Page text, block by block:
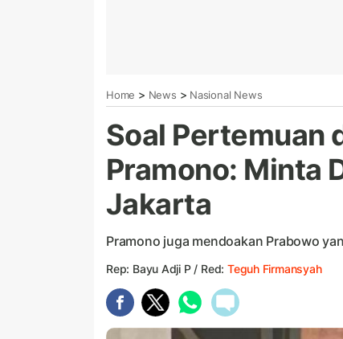
Home > News > Nasional News
Soal Pertemuan
Pramono: Minta
Jakarta
Pramono juga mendoakan Prabowo
Rep: Bayu Adji P / Red: Teguh Firmansyah